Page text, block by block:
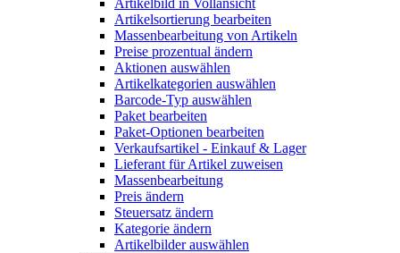
Artikelbild in Vollansicht
Artikelsortierung bearbeiten
Massenbearbeitung von Artikeln
Preise prozentual ändern
Aktionen auswählen
Artikelkategorien auswählen
Barcode-Typ auswählen
Paket bearbeiten
Paket-Optionen bearbeiten
Verkaufsartikel - Einkauf & Lager
Lieferant für Artikel zuweisen
Massenbearbeitung
Preis ändern
Steuersatz ändern
Kategorie ändern
Artikelbilder auswählen